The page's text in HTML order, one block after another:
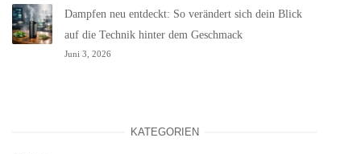
Dampfen neu entdeckt: So verändert sich dein Blick
auf die Technik hinter dem Geschmack
Juni 3, 2026
KATEGORIEN